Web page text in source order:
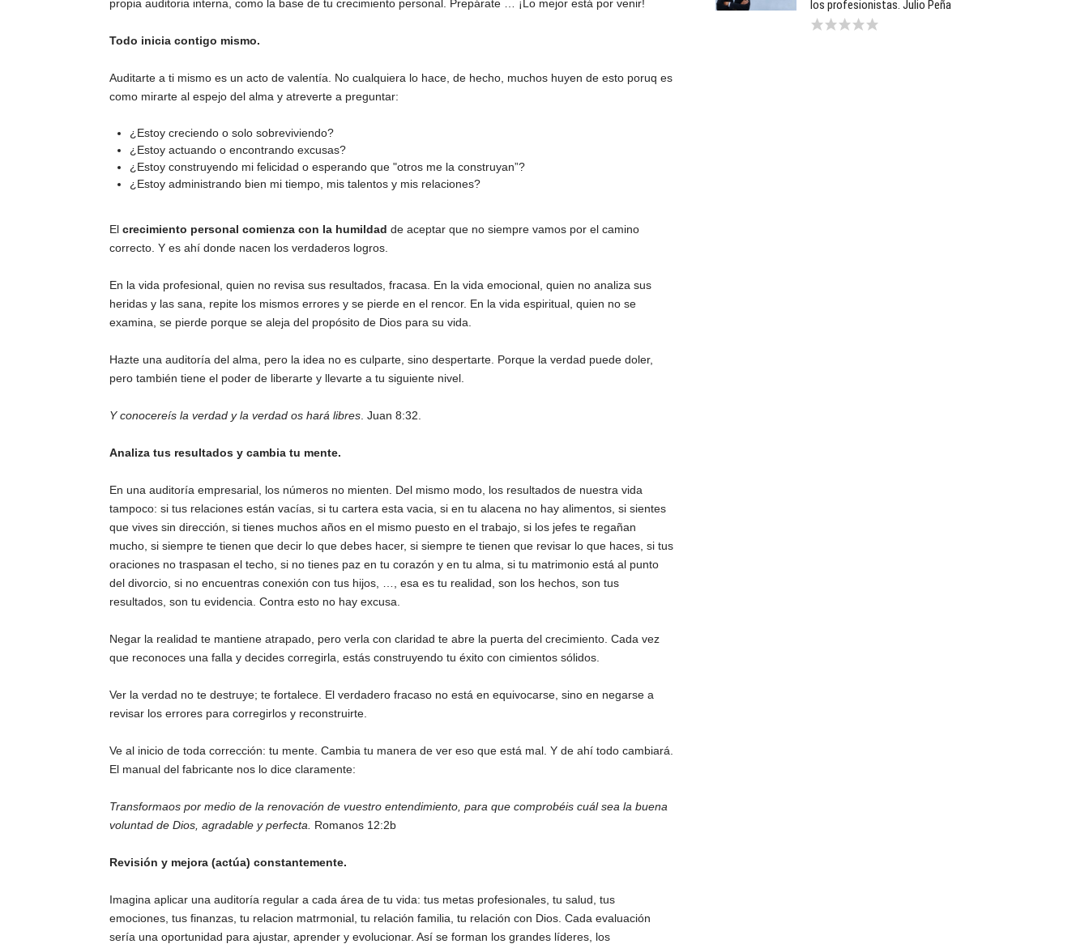
propia auditoria interna, como la base de tu crecimiento personal. Prepárate … ¡Lo mejor está por venir!
Todo inicia contigo mismo.
Auditarte a ti mismo es un acto de valentía. No cualquiera lo hace, de hecho, muchos huyen de esto poruq es
como mirarte al espejo del alma y atreverte a preguntar:
¿Estoy creciendo o solo sobreviviendo?
¿Estoy actuando o encontrando excusas?
¿Estoy construyendo mi felicidad o esperando que "otros me la construyan”?
¿Estoy administrando bien mi tiempo, mis talentos y mis relaciones?
El crecimiento personal comienza con la humildad de aceptar que no siempre vamos por el camino
correcto. Y es ahí donde nacen los verdaderos logros.
En la vida profesional, quien no revisa sus resultados, fracasa. En la vida emocional, quien no analiza sus
heridas y las sana, repite los mismos errores y se pierde en el rencor. En la vida espiritual, quien no se
examina, se pierde porque se aleja del propósito de Dios para su vida.
Hazte una auditoría del alma, pero la idea no es culparte, sino despertarte. Porque la verdad puede doler,
pero también tiene el poder de liberarte y llevarte a tu siguiente nivel.
Y conocereís la verdad y la verdad os hará libres . Juan 8:32.
Analiza tus resultados y cambia tu mente.
En una auditoría empresarial, los números no mienten. Del mismo modo, los resultados de nuestra vida
tampoco: si tus relaciones están vacías, si tu cartera esta vacia, si en tu alacena no hay alimentos, si sientes
que vives sin dirección, si tienes muchos años en el mismo puesto en el trabajo, si los jefes te regañan
mucho, si siempre te tienen que decir lo que debes hacer, si siempre te tienen que revisar lo que haces, si tus
oraciones no traspasan el techo, si no tienes paz en tu corazón y en tu alma, si tu matrimonio está al punto
del divorcio, si no encuentras conexión con tus hijos, …, esa es tu realidad, son los hechos, son tus
resultados, son tu evidencia. Contra esto no hay excusa.
Negar la realidad te mantiene atrapado, pero verla con claridad te abre la puerta del crecimiento. Cada vez
que reconoces una falla y decides corregirla, estás construyendo tu éxito con cimientos sólidos.
Ver la verdad no te destruye; te fortalece. El verdadero fracaso no está en equivocarse, sino en negarse a
revisar los errores para corregirlos y reconstruirte.
Ve al inicio de toda corrección: tu mente. Cambia tu manera de ver eso que está mal. Y de ahí todo cambiará.
El manual del fabricante nos lo dice claramente:
Transformaos por medio de la renovación de vuestro entendimiento, para que comprobéis cuál sea la buena
voluntad de Dios, agradable y perfecta.
Romanos 12:2b
Revisión y mejora (actúa) constantemente.
Imagina aplicar una auditoría regular a cada área de tu vida: tus metas profesionales, tu salud, tus
emociones, tus finanzas, tu relacion matrmonial, tu relación familia, tu relación con Dios. Cada evaluación
sería una oportunidad para ajustar, aprender y evolucionar. Así se forman los grandes líderes, los
los profesionistas. Julio Peña